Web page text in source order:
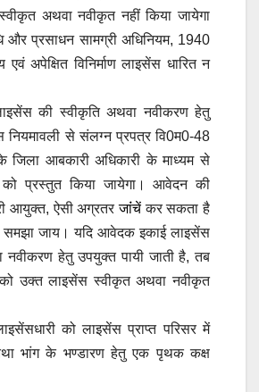
अथवा नवीकृत नहीं किया जायेगा
प्रसाधन सामग्री अधिनियम, 1940
एवं अपेक्षित विनिर्माण लाइसेंस धारित न
की स्वीकृति अथवा नवीकरण हेतु
से संलग्न प्रपत्र वि0म0-48
जिला आबकारी अधिकारी के माध्यम से
प्रस्तुत किया जायेगा। आवेदन की
आयुक्त, ऐसी अग्रतरजांंचेंकर सकता है
जाय। यदि आवेदक इकाई लाइसेंस
नवीकरण हेतु उपयुक्त पायी जाती है, तब
उक्त लाइसेंस स्वीकृत अथवा नवीकृत
को लाइसेंस प्राप्त परिसर में
भांग के भण्डारण हेतु एक पृथक कक्ष